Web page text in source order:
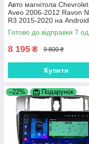
Авто магнітола Chevrolet
Aveo 2006-2012 Ravon
R3 2015-2020 на
CarPlay 8 core Platform
XyAuto
Готово до відправки 7 од.
8 195 ₴ 9 800 ₴
Купити
–22% Подарунок